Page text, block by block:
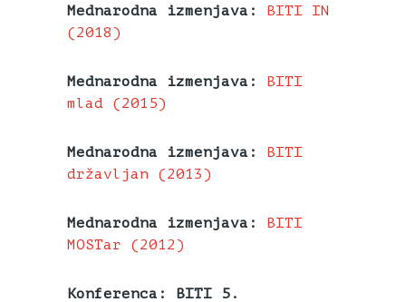
Mednarodna izmenjava: BITI IN
(2018)
Mednarodna izmenjava: BITI
mlad (2015)
Mednarodna izmenjava: BITI
državljan (2013)
Mednarodna izmenjava: BITI
MOSTar (2012)
Konferenca: BITI 5.